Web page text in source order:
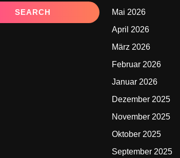
Mai 2026
April 2026
März 2026
Februar 2026
Januar 2026
Dezember 2025
November 2025
Oktober 2025
September 2025